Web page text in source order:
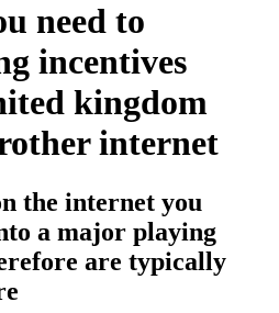
need to
incentives
kingdom
internet
the internet you
a major playing
are typically